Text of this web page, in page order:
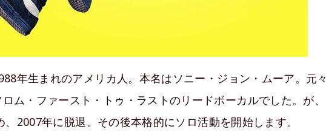
年生まれのアメリカ人。本名はソニー・ジョン・ムーア。元々
ム・ファースト・トゥ・ラストのリードボーカルでした。が、
2007年に脱退。その後本格的にソロ活動を開始します。